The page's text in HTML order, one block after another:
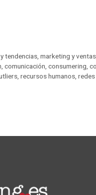
tendencias ,marketing y ventas
,comunicación ,consumering ,
recursos humanos